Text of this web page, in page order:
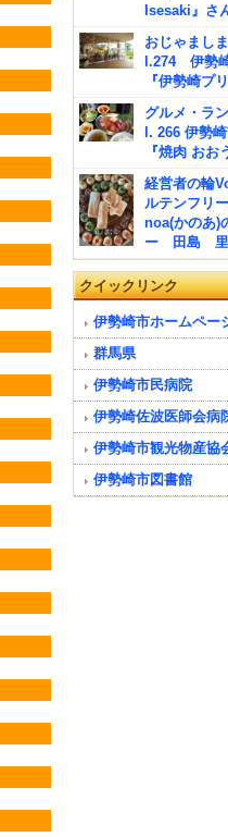
Isesaki』さ
おじゃまし
l.274 伊勢
『伊勢崎プ
グルメ・ラ
l. 266 伊勢
『焼肉 おお
経営者の輪
ルテンフリ
noa(かのあ)
ー 田島 里
クイックリンク
伊勢崎市ホームペー
群馬県
伊勢崎市民病院
伊勢崎佐波医師会病
伊勢崎市観光物産協
伊勢崎市図書館